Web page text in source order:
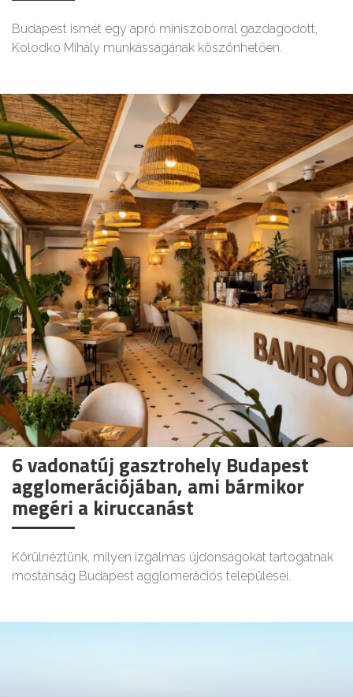
Budapest ismét egy apró miniszoborral gazdagodott,
Kolodko Mihály munkásságának köszönhetően.
6 vadonatúj gasztrohely Budapest
agglomerációjában, ami bármikor
megéri a kiruccanást
Körülnéztünk, milyen izgalmas újdonságokat tartogatnak
mostanság Budapest agglomerációs települései.